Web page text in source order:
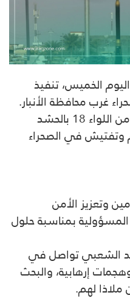
الخميس، تنفيذ
غرب محافظة الأنبار.
حيث ذكر بيان للهيئة، أن قوة من اللواء 18 بالحشد
في الصحراء
وتعزيز الأمن
بمناسبة حلول
الشعبي تواصل في
إرهابية، والبحث
ملاذا لهم.